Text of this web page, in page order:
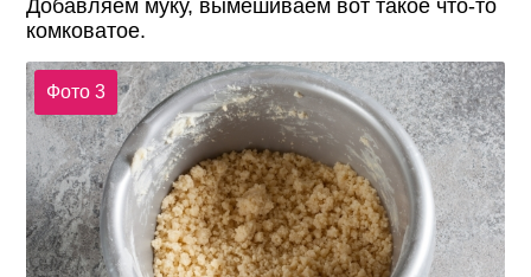
Добавляем муку, вымешиваем вот такое что-то
комковатое.
Фото 3